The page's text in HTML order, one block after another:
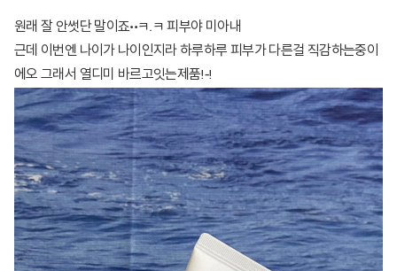
원래 잘 안썻단 말이죠••ㅋ.ㅋ 피부야 미아내
근데 이번엔 나이가 나이인지라 하루하루 피부가 다른걸 직감하는중이
에오 그래서 열디미 바르고잇는제품!-!